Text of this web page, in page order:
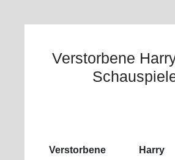
Verstorbene
Verstorbene